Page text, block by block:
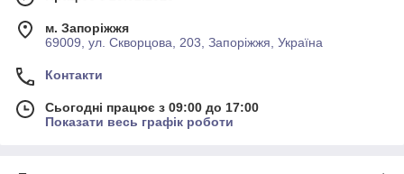
м. Запоріжжя
69009, ул. Скворцова, 203, Запоріжжя, Україна
Контакти
Сьогодні працює з 09:00 до 17:00
Показати весь графік роботи